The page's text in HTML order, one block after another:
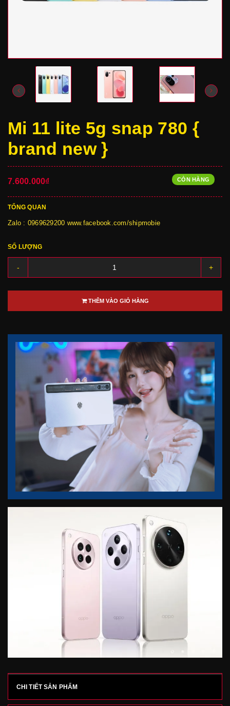
Mi 11 lite 5g snap 780 {
brand new }
7.600.000₫ CÒN HÀNG
TỔNG QUAN
Zalo : 0969629200 www.facebook.com/shipmobie
SỐ LƯỢNG
- +
THÊM VÀO GIỎ HÀNG
CHI TIẾT SẢN PHẨM